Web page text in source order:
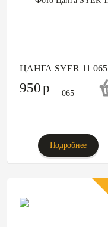
ЦАНГА SYER 11 065
950p
Подробнее